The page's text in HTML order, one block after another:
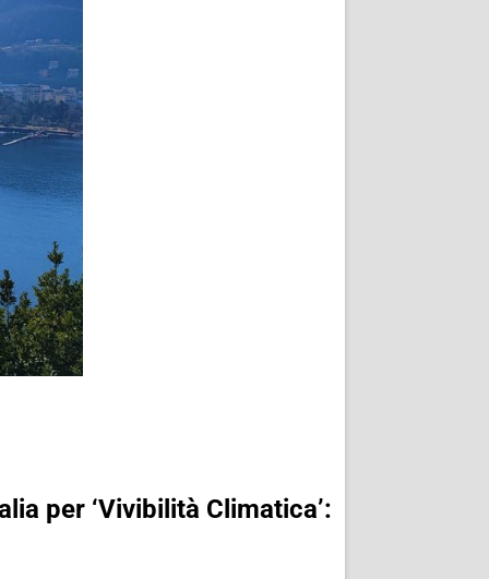
per ‘Vivibilità Climatica’: